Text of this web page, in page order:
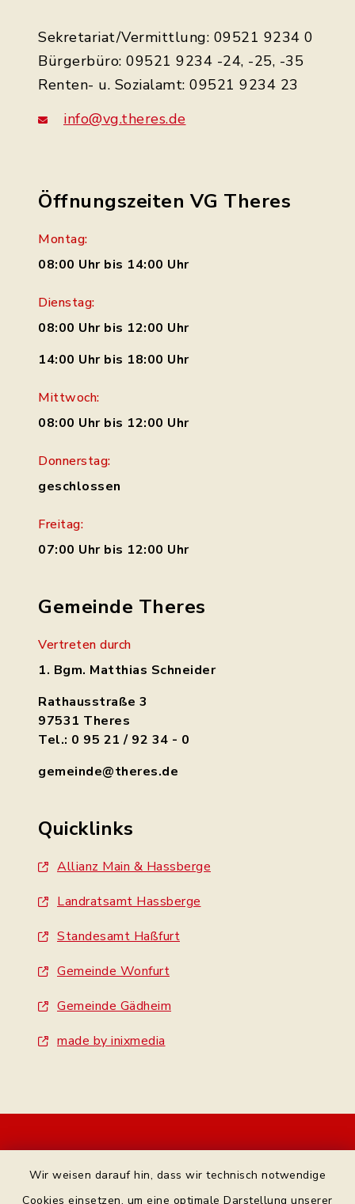
Wir weisen darauf hin, dass wir technisch notwendige
Cookies einsetzen, um eine optimale Darstellung unserer
Sekretariat/Vermittlung: 09521 9234 0
Bürgerbüro: 09521 9234 -24, -25, -35
Renten- u. Sozialamt: 09521 9234 23
info@vg.theres.de
Öffnungszeiten VG Theres
Montag:
08:00 Uhr bis 14:00 Uhr
Dienstag:
08:00 Uhr bis 12:00 Uhr
14:00 Uhr bis 18:00 Uhr
Mittwoch:
08:00 Uhr bis 12:00 Uhr
Donnerstag:
geschlossen
Freitag:
07:00 Uhr bis 12:00 Uhr
Gemeinde Theres
Vertreten durch
1. Bgm. Matthias Schneider
Rathausstraße 3
97531 Theres
Tel.: 0 95 21 / 92 34 - 0
gemeinde@theres.de
Quicklinks
Allianz Main & Hassberge
Landratsamt Hassberge
Standesamt Haßfurt
Gemeinde Wonfurt
Gemeinde Gädheim
made by inixmedia
Bankverbindung